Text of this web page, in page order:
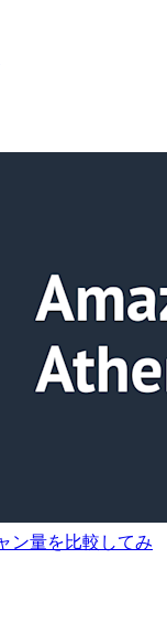
ン量を比較してみ